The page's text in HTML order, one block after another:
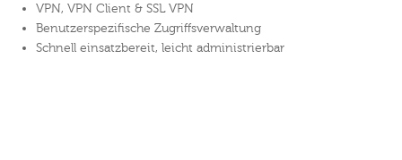
VPN, VPN Client & SSL VPN
Benutzerspezifische Zugriffsverwaltung
Schnell einsatzbereit, leicht administrierbar